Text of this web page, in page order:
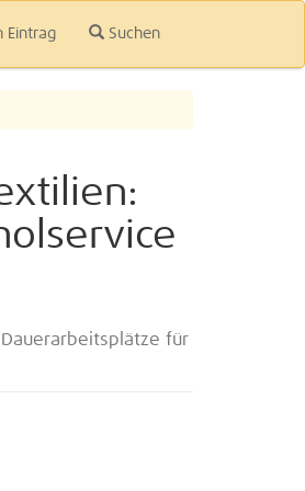
Eintrag Suchen
für